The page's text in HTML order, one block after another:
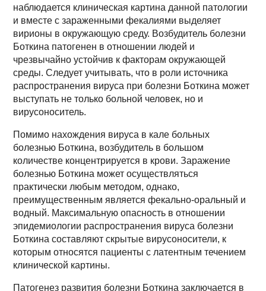
наблюдается клиническая картина данной патологии
и вместе с зараженными фекалиями выделяет
вирионы в окружающую среду. Возбудитель болезни
Боткина патогенен в отношении людей и
чрезвычайно устойчив к факторам окружающей
среды. Следует учитывать, что в роли источника
распространения вируса при болезни Боткина может
выступать не только больной человек, но и
вирусоноситель.
Помимо нахождения вируса в кале больных
болезнью Боткина, возбудитель в большом
количестве концентрируется в крови. Заражение
болезнью Боткина может осуществляться
практически любым методом, однако,
преимущественным является фекально-оральный и
водный. Максимальную опасность в отношении
эпидемиологии распространения вируса болезни
Боткина составляют скрытые вирусоносители, к
которым относятся пациенты с латентным течением
клинической картины.
Патогенез развития болезни Боткина заключается в